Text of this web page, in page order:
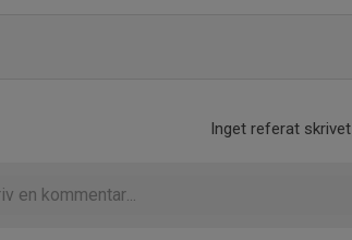
Inget referat skrivet